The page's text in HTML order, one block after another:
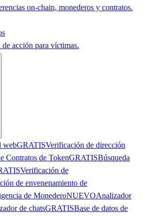
on-chain, monederos y contratos.
de acción para víctimas.
webGRATISVerificación de dirección
Contratos de TokenGRATISBúsqueda
Verificación de
de envenenamiento de
de MonederoNUEVOAnalizador
de chatsGRATISBase de datos de